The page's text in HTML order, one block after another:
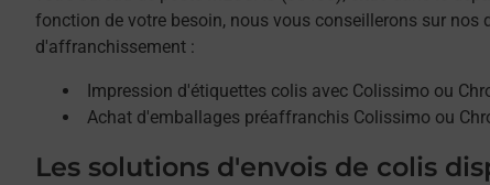
fonction de votre besoin, nous vous conseillerons sur nos
d'affranchissement :
Impression d'étiquettes colis avec Colissimo ou
Achat d'emballages préaffranchis Colissimo ou
Les solutions d'envois de colis